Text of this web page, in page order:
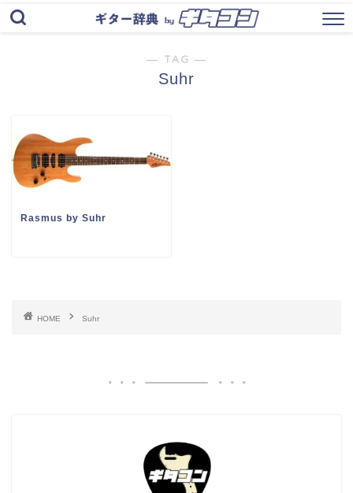
― TAG ―
Suhr
Rasmus by Suhr
HOME Suhr